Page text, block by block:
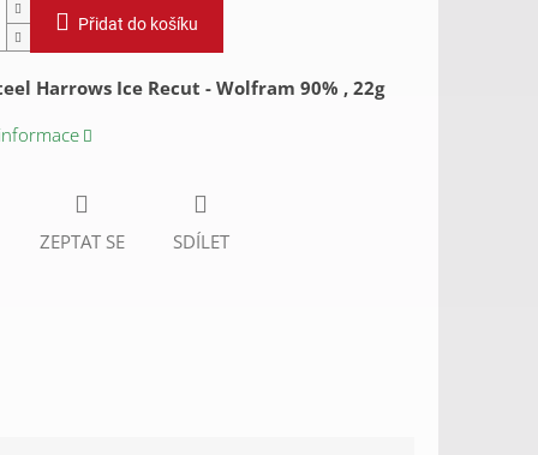
Přidat do košíku
Harrows Ice Recut - Wolfram 90% , 22g
ZEPTAT SE SDÍLET